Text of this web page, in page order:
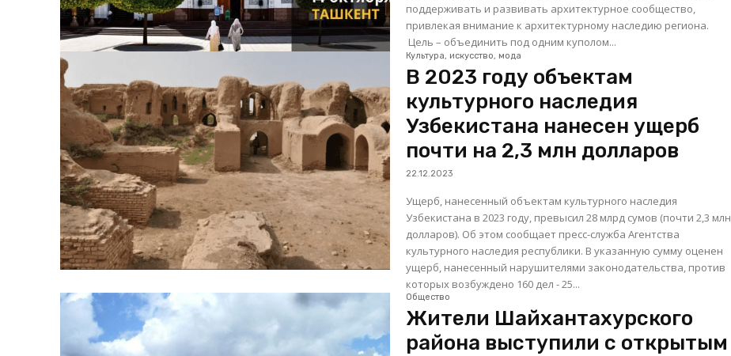
поддерживать и развивать архитектурное сообщество,
привлекая внимание к архитектурному наследию региона.
Цель – объединить под одним куполом...
Культура, искусство, мода
В 2023 году объектам
культурного наследия
Узбекистана нанесен ущерб
почти на 2,3 млн долларов
22.12.2023
Ущерб, нанесенный объектам культурного наследия
Узбекистана в 2023 году, превысил 28 млрд сумов (почти 2,3 млн
долларов). Об этом сообщает пресс-служба Агентства
культурного наследия республики. В указанную сумму оценен
ущерб, нанесенный нарушителями законодательства, против
которых возбуждено 160 дел - 25...
Общество
Жители Шайхантахурского
района выступили с открытым